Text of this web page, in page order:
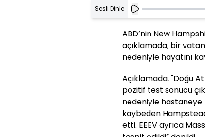
Sesli Dinle
ABD’nin New
açıklamada, bir
nedeniyle hayatını
Açıklamada, "Doğu
pozitif test sonucu
nedeniyle hastaneye
kaybeden
etti. EEEV ayrıca